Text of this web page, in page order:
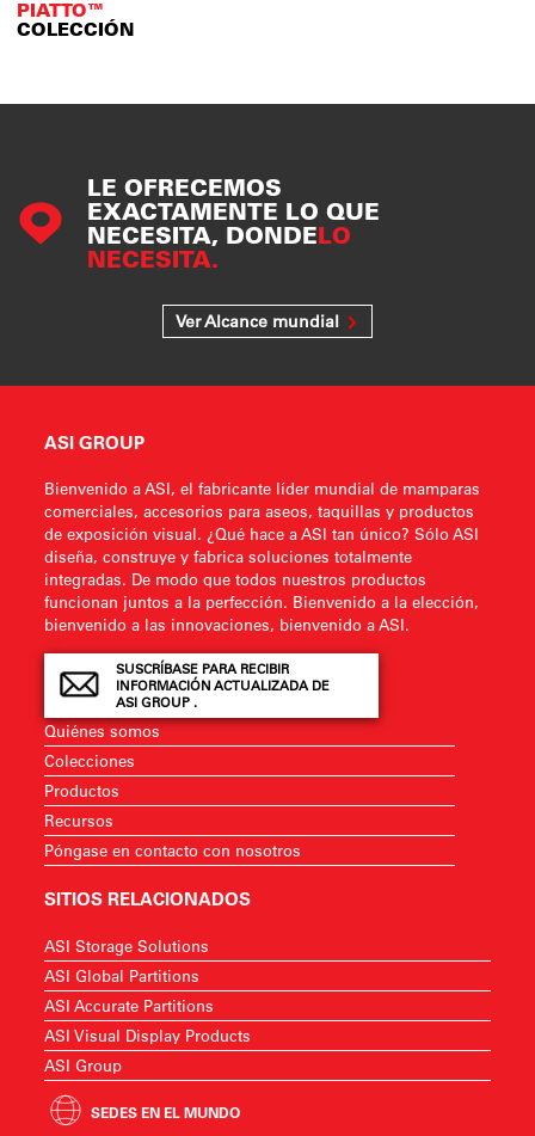
PIATTO™
COLECCIÓN
LE OFRECEMOS
EXACTAMENTE LO QUE
NECESITA, DONDELO
NECESITA.
Ver Alcance mundial
ASI GROUP
Bienvenido a ASI, el fabricante líder mundial de mamparas
comerciales, accesorios para aseos, taquillas y productos
de exposición visual. ¿Qué hace a ASI tan único? Sólo ASI
diseña, construye y fabrica soluciones totalmente
integradas. De modo que todos nuestros productos
funcionan juntos a la perfección. Bienvenido a la elección,
bienvenido a las innovaciones, bienvenido a ASI.
SUSCRÍBASE PARA RECIBIR
INFORMACIÓN ACTUALIZADA DE
ASI GROUP .
Quiénes somos
Colecciones
Productos
Recursos
Póngase en contacto con nosotros
SITIOS RELACIONADOS
ASI Storage Solutions
ASI Global Partitions
ASI Accurate Partitions
ASI Visual Display Products
ASI Group
SEDES EN EL MUNDO